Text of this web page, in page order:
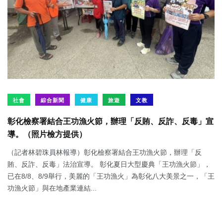
社會 綜合新聞 健康 旅遊 文教
彰化檢察署結合王功漁火節，辦理「反賄、反詐、反毒」宣
導。（照片檢方提供）
（記者林碧珠員林報導）彰化檢察署結合王功漁火節，辦理「反
賄、反詐、反毒」法治宣導。 彰化夏日大型慶典「王功漁火節」，
已在8/8、8/9舉行，美麗的「王功漁火」為彰化八大美景之一，「王
功漁火節」與在地產業連結...